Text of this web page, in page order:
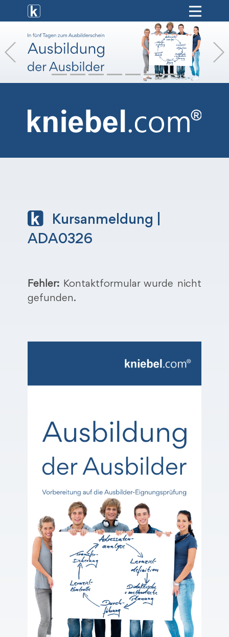
[ weiterbildung ]
[ onlinekurse ]
[ hr-service ]
[ shop ]
Previous
Kursanmeldung |
ADA0326
Fehler: Kontaktformular wurde nicht
gefunden.